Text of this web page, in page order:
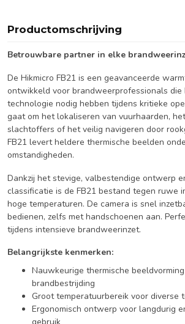
Productomschrijving
Betrouwbare partner in elke
De Hikmicro FB21 is een geavanceerde
ontwikkeld voor brandweerprofessionals
technologie nodig hebben tijdens kritieke
gaat om het lokaliseren van vuurhaarden,
slachtoffers of het veilig navigeren door
FB21 levert heldere thermische beelden
omstandigheden.
Dankzij het stevige, valbestendige ontwerp
classificatie is de FB21 bestand tegen ruwe
hoge temperaturen. De camera is snel
bedienen, zelfs met handschoenen aan.
tijdens intensieve brandweerinzet.
Belangrijkste kenmerken:
Nauwkeurige thermische
brandbestrijding
Groot temperatuurbereik voor diverse
Ergonomisch ontwerp voor langdurig